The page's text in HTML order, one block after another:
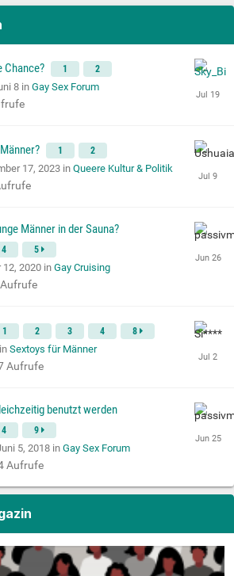
Chance? 1 2
8 in Gay Sex Forum
1 2
17, 2023 in Queere Kultur & Politik
Männer in der Sauna?
4 5
12, 2020 in Gay Cruising
Aufrufe
1 2 3 4 8
in Sextoys für Männer
Aufrufe
benutzt werden
4 9
5, 2018 in Gay Sex Forum
Aufrufe